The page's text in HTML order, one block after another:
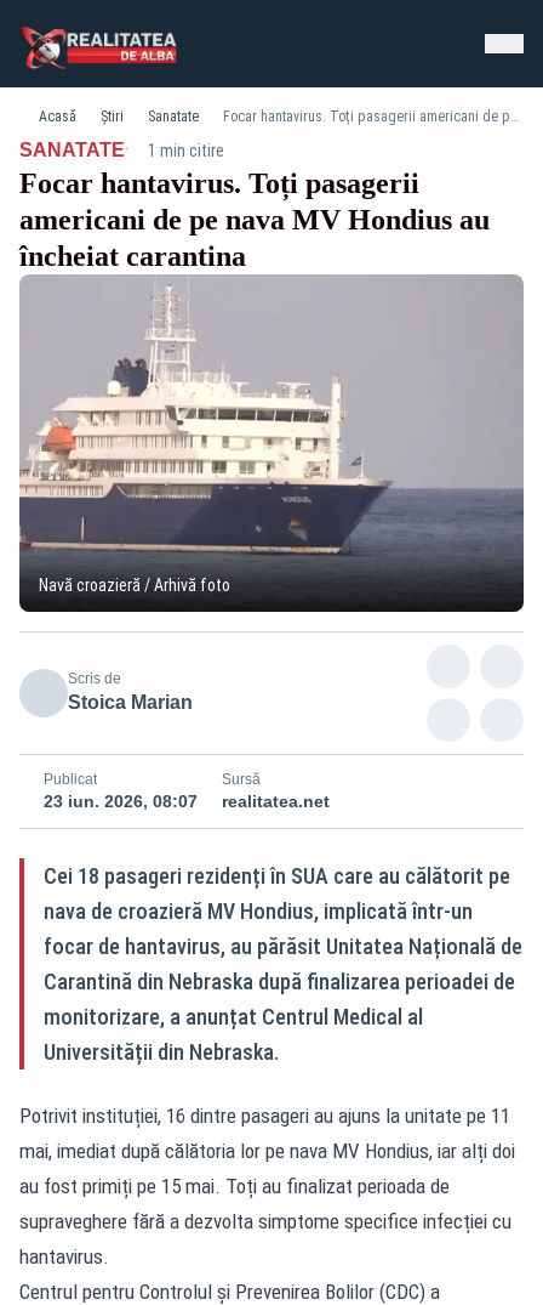
Acasă Știri Sanatate Focar hantavirus. Toți pasagerii americani de pe nava MV Hondius au încheiat carantina
SANATATE· 1 min citire
Focar hantavirus. Toți pasagerii
americani de pe nava MV Hondius au
încheiat carantina
Navă croazieră / Arhivă foto
Scris de
Stoica Marian
Publicat
23 iun. 2026, 08:07
Sursă
realitatea.net
Cei 18 pasageri rezidenți în SUA care au călătorit pe
nava de croazieră MV Hondius, implicată într-un
focar de hantavirus, au părăsit Unitatea Națională de
Carantină din Nebraska după finalizarea perioadei de
monitorizare, a anunțat Centrul Medical al
Universității din Nebraska.
Potrivit instituției, 16 dintre pasageri au ajuns la unitate pe 11
mai, imediat după călătoria lor pe nava MV Hondius, iar alți doi
au fost primiți pe 15 mai. Toți au finalizat perioada de
supraveghere fără a dezvolta simptome specifice infecției cu
hantavirus.
Centrul pentru Controlul și Prevenirea Bolilor (CDC) a